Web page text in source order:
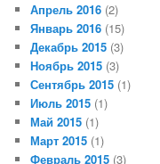
Апрель 2016 (2)
Январь 2016 (15)
Декабрь 2015 (3)
Ноябрь 2015 (3)
Сентябрь 2015 (1)
Июль 2015 (1)
Май 2015 (1)
Март 2015 (1)
Февраль 2015 (3)